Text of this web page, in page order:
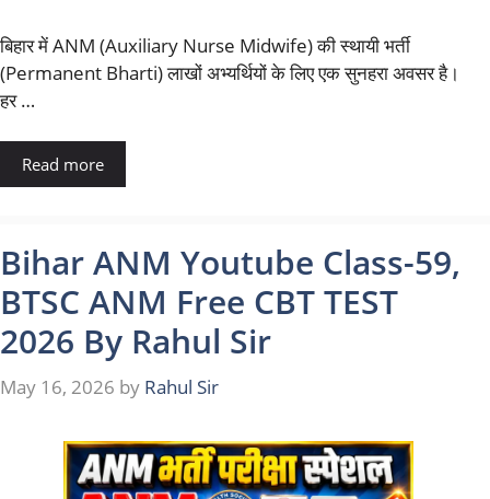
बिहार में ANM (Auxiliary Nurse Midwife) की स्थायी भर्ती
(Permanent Bharti) लाखों अभ्यर्थियों के लिए एक सुनहरा अवसर है।
हर …
Read more
Bihar ANM Youtube Class-59,
BTSC ANM Free CBT TEST
2026 By Rahul Sir
May 16, 2026 by Rahul Sir